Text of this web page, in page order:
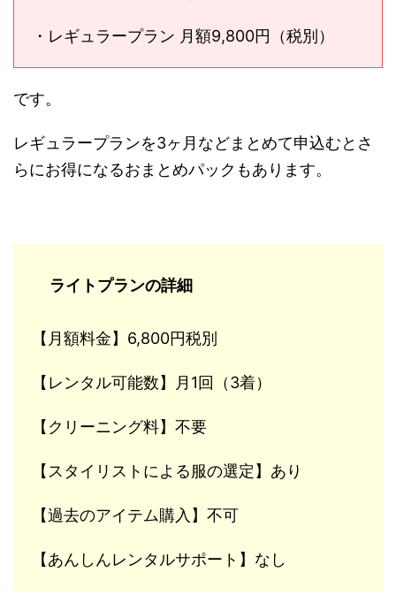
・レギュラープラン 月額9,800円（税別）
です。
レギュラープランを3ヶ月などまとめて申込むとさ
らにお得になるおまとめパックもあります。
ライトプランの詳細
【月額料金】6,800円税別
【レンタル可能数】月1回（3着）
【クリーニング料】不要
【スタイリストによる服の選定】あり
【過去のアイテム購入】不可
【あんしんレンタルサポート】なし